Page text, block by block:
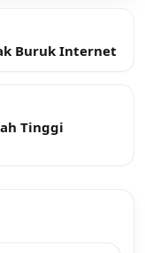
Buruk Internet
Tinggi